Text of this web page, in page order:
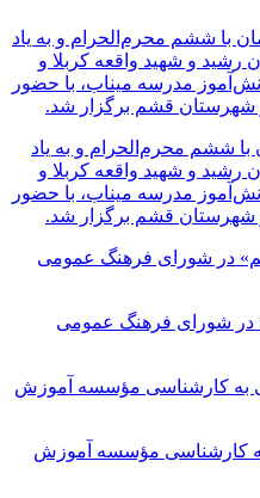
ششم محرم‌الحرام و به یاد
و شهید واقعه کربلا و
مدرسه میناب، با حضور
شهرستان قشم برگزار شد.
در شورای فرهنگ عمومی
کارشناسی مؤسسه آموزش